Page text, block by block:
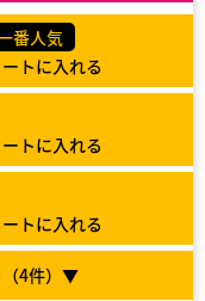
番人気
トに入れる
トに入れる
トに入れる
4件）▼